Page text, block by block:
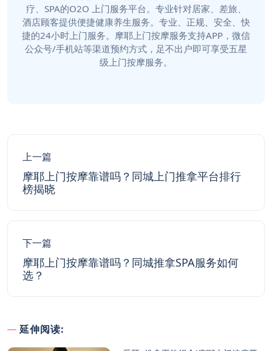
疗、SPA的O2O 上门服务平台。专业针对居家、差旅、
酒店顾客提供便捷健康养生服务。专业、正规、安全、快
捷的24小时上门服务。摩耶上门按摩服务支持APP，微信
公众号/手机站等渠道预约方式，足不出户即可享受五星
级上门按摩服务。
上一篇
摩耶上门按摩靠谱吗？同城上门推拿平台排行
榜揭晓
下一篇
摩耶上门按摩靠谱吗？同城推拿SPA服务如何
选？
延伸阅读: